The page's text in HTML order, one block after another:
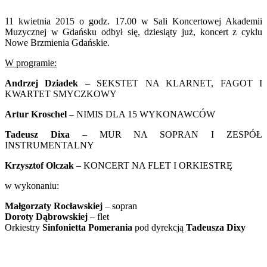
11 kwietnia 2015 o godz. 17.00 w Sali Koncertowej Akademii
Muzycznej w Gdańsku odbył się, dziesiąty już, koncert z cyklu
Nowe Brzmienia Gdańskie.
W programie:
Andrzej Dziadek – SEKSTET NA KLARNET, FAGOT I
KWARTET SMYCZKOWY
Artur Kroschel – NIMIS DLA 15 WYKONAWCÓW
Tadeusz Dixa – MUR NA SOPRAN I ZESPÓŁ
INSTRUMENTALNY
Krzysztof Olczak – KONCERT NA FLET I ORKIESTRĘ
w wykonaniu:
Małgorzaty Rocławskiej – sopran
Doroty Dąbrowskiej – flet
Orkiestry Sinfonietta Pomerania pod dyrekcją Tadeusza Dixy